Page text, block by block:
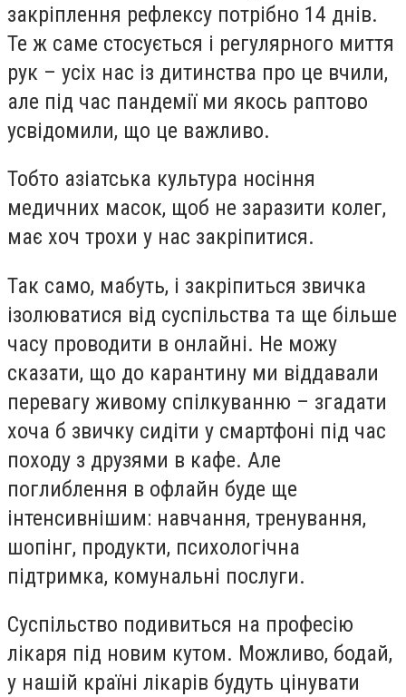
закріплення рефлексу потрібно 14 днів.
Те ж саме стосується і регулярного миття
рук – усіх нас із дитинства про це вчили,
але під час пандемії ми якось раптово
усвідомили, що це важливо.
Тобто азіатська культура носіння
медичних масок, щоб не заразити колег,
має хоч трохи у нас закріпитися.
Так само, мабуть, і закріпиться звичка
ізолюватися від суспільства та ще більше
часу проводити в онлайні. Не можу
сказати, що до карантину ми віддавали
перевагу живому спілкуванню – згадати
хоча б звичку сидіти у смартфоні під час
походу з друзями в кафе. Але
поглиблення в офлайн буде ще
інтенсивнішим: навчання, тренування,
шопінг, продукти, психологічна
підтримка, комунальні послуги.
Суспільство подивиться на професію
лікаря під новим кутом. Можливо, бодай,
у нашій країні лікарів будуть цінувати